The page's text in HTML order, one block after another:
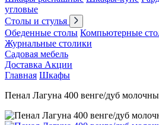
угловые
Столы и стулья
Обеденные столы Компьютерные
Журнальные столики
Садовая мебель
Доставка Акции
Главная Шкафы
Пенал Лагуна 400 венге/дуб